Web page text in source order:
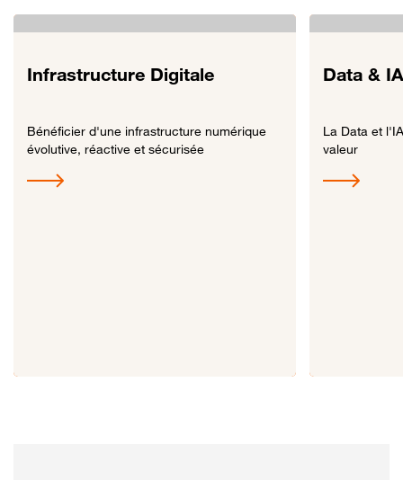
Infrastructure Digitale
Bénéficier d'une infrastructure numérique
évolutive, réactive et sécurisée
Data & IA
La Data et
valeur